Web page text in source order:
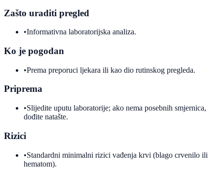
Zašto uraditi pregled
•Informativna laboratorijska analiza.
Ko je pogodan
•Prema preporuci ljekara ili kao dio rutinskog pregleda.
Priprema
•Slijedite uputu laboratorije; ako nema posebnih smjernica,
dođite natašte.
Rizici
•Standardni minimalni rizici vađenja krvi (blago crvenilo ili
hematom).